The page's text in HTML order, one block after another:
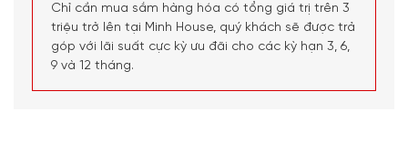
trực quan.Chỉ cần mua sắm hàng hóa có tổng giá trị trên 3
triệu trở lên tại Minh House, quý khách sẽ được trả
góp với lãi suất cực kỳ ưu đãi cho các kỳ hạn 3, 6,
9 và 12 tháng.